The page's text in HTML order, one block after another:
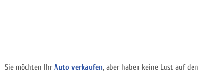
Sie möchten IhrAuto verkaufen, aber haben keine Lust auf den